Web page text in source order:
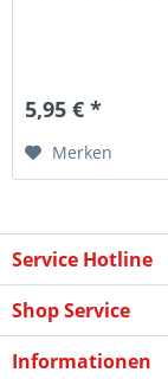
5,95 € *
Merken
Service Hotline
Shop Service
Informationen